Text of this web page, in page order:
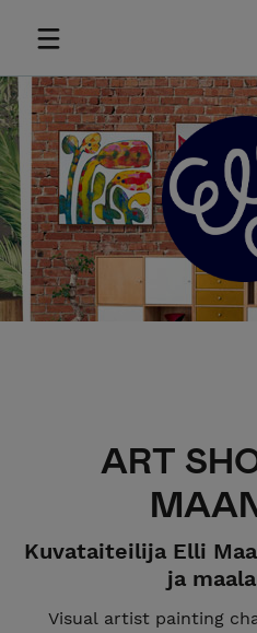
ART
Kuvataiteilija Elli
ja
Visual artist painting